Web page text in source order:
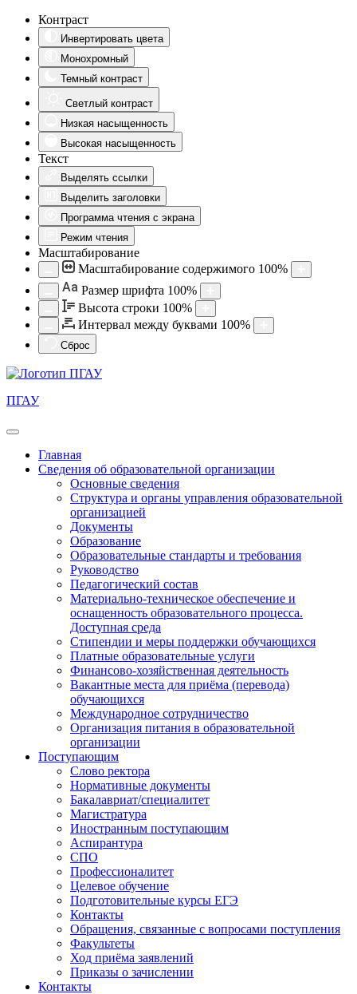
Контраст
Инвертировать цвета
Монохромный
Темный контраст
Светлый контраст
Низкая насыщенность
Высокая насыщенность
Текст
Выделять ссылки
Выделить заголовки
Программа чтения с экрана
Режим чтения
Масштабирование
Масштабирование содержимого 100%
Aa Размер шрифта 100%
Высота строки 100%
Интервал между буквами 100%
Сброс
ПГАУ
Главная
Сведения об образовательной организации
Основные сведения
Структура и органы управления образовательной
организацией
Документы
Образование
Образовательные стандарты и требования
Руководство
Педагогический состав
Материально-техническое обеспечение и
оснащенность образовательного процесса.
Доступная среда
Стипендии и меры поддержки обучающихся
Платные образовательные услуги
Финансово-хозяйственная деятельность
Вакантные места для приёма (перевода)
обучающихся
Международное сотрудничество
Организация питания в образовательной
организации
Поступающим
Слово ректора
Нормативные документы
Бакалавриат/специалитет
Магистратура
Иностранным поступающим
Аспирантура
СПО
Профессионалитет
Целевое обучение
Подготовительные курсы ЕГЭ
Контакты
Обращения, связанные с вопросами поступления
Факультеты
Ход приёма заявлений
Приказы о зачислении
Контакты